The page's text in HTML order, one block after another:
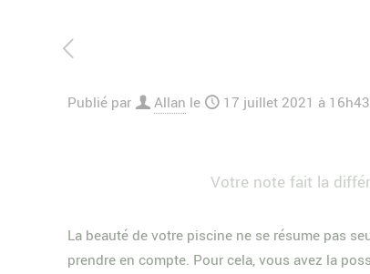
Publié par Allan le 17 juillet 2021 à 16h43
Votre note fait la
La beauté de votre piscine ne se résume pas
prendre en compte. Pour cela, vous avez la